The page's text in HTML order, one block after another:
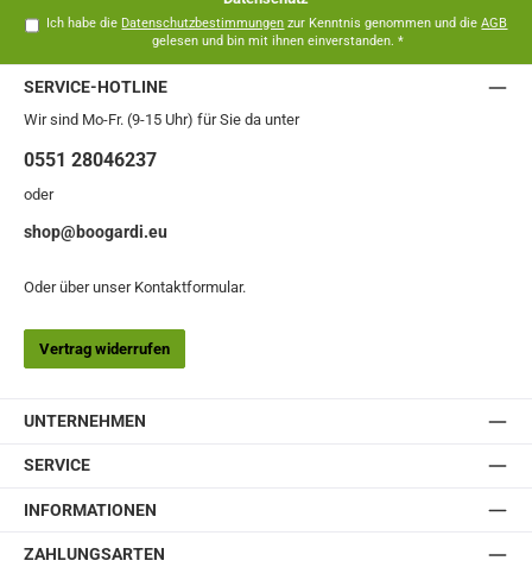
Ich habe die Datenschutzbestimmungen zur Kenntnis genommen und dieAGB
gelesen und bin mit ihnen einverstanden. *
SERVICE-HOTLINE
Wir sind Mo-Fr. (9-15 Uhr) für Sie da unter
0551 28046237
oder
shop@boogardi.eu
Oder über unser Kontaktformular.
Vertrag widerrufen
UNTERNEHMEN
SERVICE
INFORMATIONEN
ZAHLUNGSARTEN